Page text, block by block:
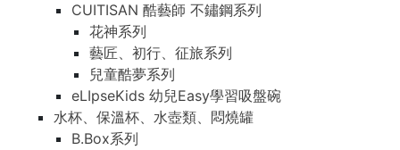
CUITISAN 酷藝師 不鏽鋼系列
花神系列
藝匠、初行、征旅系列
兒童酷夢系列
eLIpseKids 幼兒Easy學習吸盤碗
水杯、保溫杯、水壺類、悶燒罐
B.Box系列